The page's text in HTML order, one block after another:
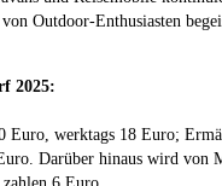
Outdoor-Enthusiasten
2025:
Euro, werktags 18 Euro;
Darüber hinaus wird